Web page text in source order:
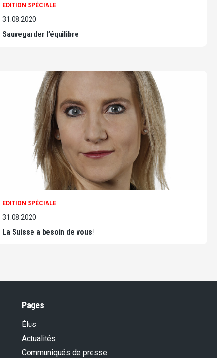
EDITION SPÉCIALE
31.08.2020
Sauvegarder l’équilibre
EDITION SPÉCIALE
31.08.2020
La Suisse a besoin de vous!
Pages
Élus
Actualités
Communiqués de presse